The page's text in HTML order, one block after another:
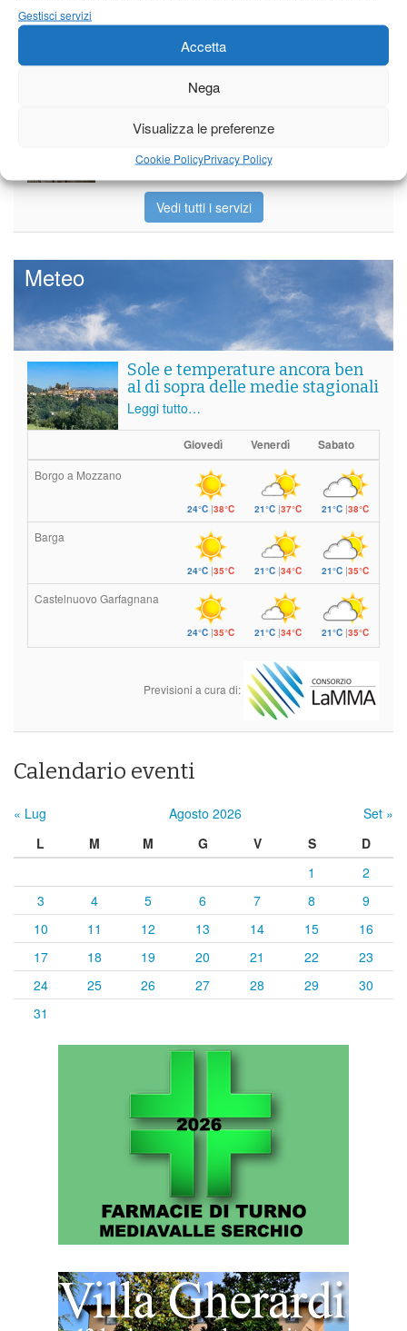
Gestisci servizi
Accetta
Nega
Visualizza le preferenze
Cookie PolicyPrivacy Policy
Per le vie di Barga la solenne processione
Partite le Piazzette 2026
Vedi tutti i servizi
Meteo
Sole e temperature ancora ben
al di sopra delle medie stagionali
Leggi tutto…
Giovedì Venerdì Sabato
Borgo a Mozzano
24°C |38°C 21°C |37°C 21°C |38°C
Barga
24°C |35°C 21°C |34°C 21°C |35°C
Castelnuovo Garfagnana
24°C |35°C 21°C |34°C 21°C |35°C
Previsioni a cura di:
Calendario eventi
« Lug Agosto 2026
Set »
L
M M G V S
D
1
2
3
4 5 6 7 8
9
10
11 12 13 14 15
16
17
18 19 20 21 22
23
24
25 26 27 28 29
30
31